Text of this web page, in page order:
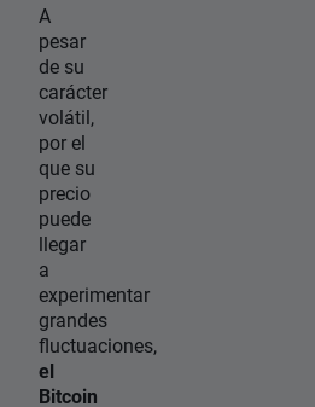
A
pesar
de su
carácter
volátil,
por el
que su
precio
puede
llegar
a
experimentar
grandes
fluctuaciones,
el
Bitcoin